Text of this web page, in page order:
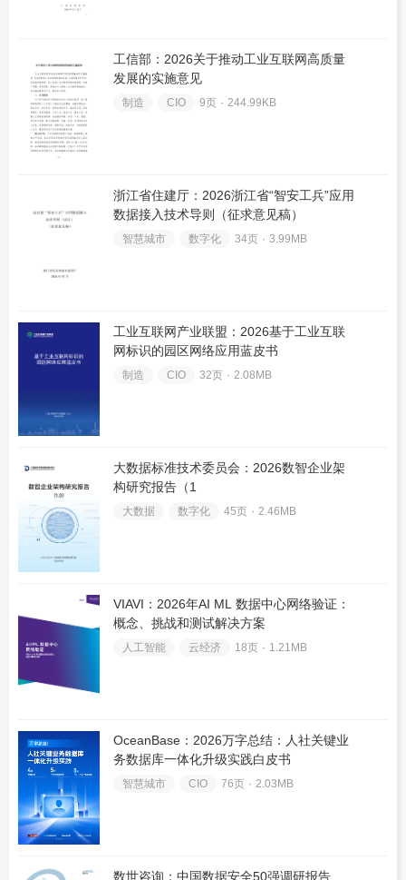
工信部：2026关于推动工业互联网高质量
发展的实施意见
制造 CIO 9页 ۰ 244.99KB
浙江省住建厅：2026浙江省“智安工兵”应用
数据接入技术导则（征求意见稿）
智慧城市 数字化 34页 ۰ 3.99MB
工业互联网产业联盟：2026基于工业互联
网标识的园区网络应用蓝皮书
制造 CIO 32页 ۰ 2.08MB
大数据标准技术委员会：2026数智企业架
构研究报告（1
大数据 数字化 45页 ۰ 2.46MB
VIAVI：2026年AI ML 数据中心网络验证：
概念、挑战和测试解决方案
人工智能 云经济 18页 ۰ 1.21MB
OceanBase：2026万字总结：人社关键业
务数据库一体化升级实践白皮书
智慧城市 CIO 76页 ۰ 2.03MB
数世咨询：中国数据安全50强调研报告